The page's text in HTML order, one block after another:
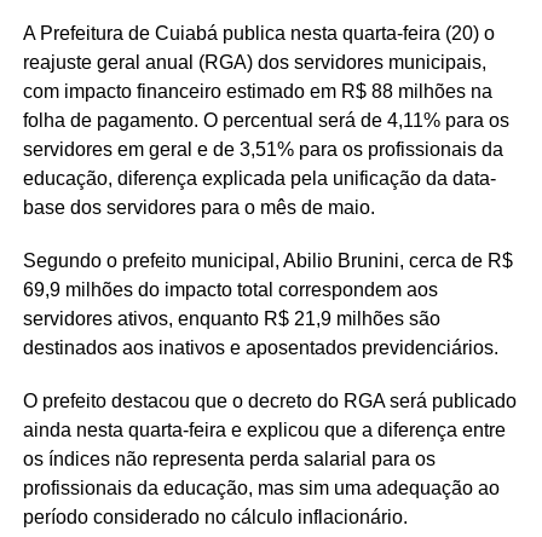
A Prefeitura de Cuiabá publica nesta quarta-feira (20) o
reajuste geral anual (RGA) dos servidores municipais,
com impacto financeiro estimado em R$ 88 milhões na
folha de pagamento. O percentual será de 4,11% para os
servidores em geral e de 3,51% para os profissionais da
educação, diferença explicada pela unificação da data-
base dos servidores para o mês de maio.
Segundo o prefeito municipal, Abilio Brunini, cerca de R$
69,9 milhões do impacto total correspondem aos
servidores ativos, enquanto R$ 21,9 milhões são
destinados aos inativos e aposentados previdenciários.
O prefeito destacou que o decreto do RGA será publicado
ainda nesta quarta-feira e explicou que a diferença entre
os índices não representa perda salarial para os
profissionais da educação, mas sim uma adequação ao
período considerado no cálculo inflacionário.